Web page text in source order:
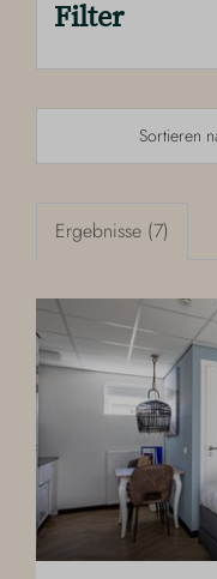
Filter
Sortieren
Ergebnisse (7)